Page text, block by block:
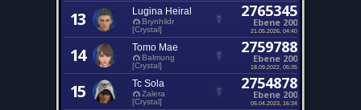
13 Lugina Heiral
Brynhildr
[Crystal]
2765345
Ebene 200
21.05.2026, 04:40
14 Tomo Mae
Balmung
[Crystal]
2759788
Ebene 200
18.09.2022, 05:35
15 Tc Sola
Zalera
[Crystal]
2754878
Ebene 200
05.04.2023, 16:34